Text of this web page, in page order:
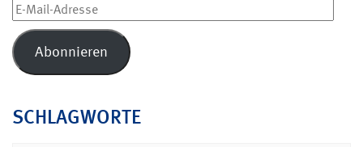
E-
Mail-
Adresse
Abonnieren
SCHLAGWORTE